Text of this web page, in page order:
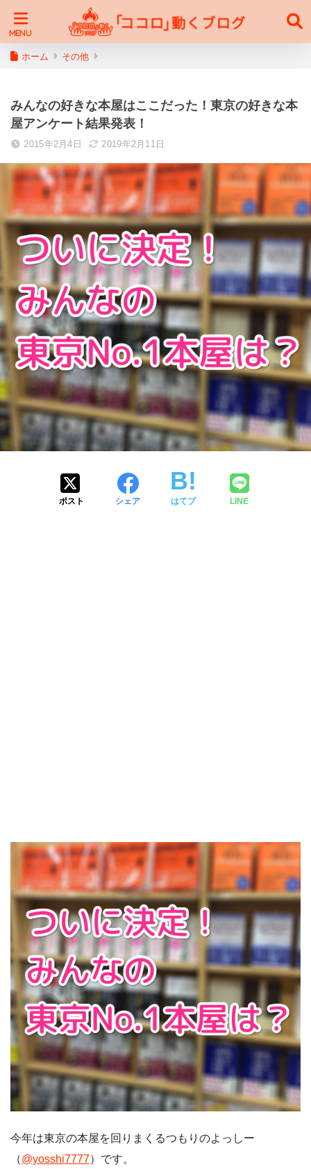
ホーム その他
みんなの好きな本屋はここだった！東京の好きな本
屋アンケート結果発表！
2015年2月4日 2019年2月11日
ポスト シェア はてブ LINE
今年は東京の本屋を回りまくるつもりのよっしー
（@yosshi7777）です。